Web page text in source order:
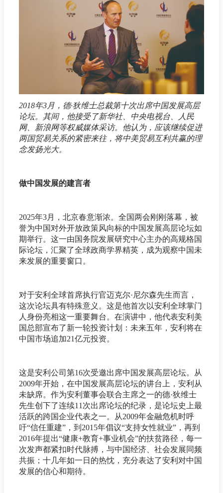
2018年3月，德·狄维士总裁第十次出席中国发展高层
论坛。其间，他接受了新华社、中央电视台、人民
网、新浪网等权威媒体采访。他认为，应该继续促进
两国贸易关系的紧密来往，将中美贸易互利共赢的理
念发扬光大。
做中国发展的建言者
2025年3月，北京春意渐浓。全国两会刚刚落幕，被
誉为中国对外开放政策风向标的中国发展高层论坛如
期举行。这一由国务院发展研究中心主办的高规格国
际论坛，汇聚了全球政商学界精英，成为观察中国未
来发展的重要窗口。
对于安利全球首席执行官迈克尔·尼尔森先生而言，
这次论坛具有特殊意义。这是他首次以安利全球掌门
人身份亮相这一重要舞台。在演讲中，他代表安利美
国总部宣布了新一轮投资计划：未来五年，安利将在
中国市场追加21亿元投资。
这是安利公司第16次受邀出席中国发展高层论坛。从
2009年开始，在中国发展高层论坛的讲台上，安利从
未缺席。作为安利董事会联合主席之一的德·狄维士
先生创下了连续11次出席论坛的纪录，是论坛史上最
活跃的跨国企业代表之一。从2009年金融危机时呼
吁“信任重建”，到2015年倡议“支持女性就业”，再到
2016年提出“健康+教育+事业机会”的扶贫路径，每一
次发声都紧扣时代脉搏，与中国经济、社会发展同频
共振；十几年如一日的热忱，充分表达了安利对中国
发展的信心和期待。